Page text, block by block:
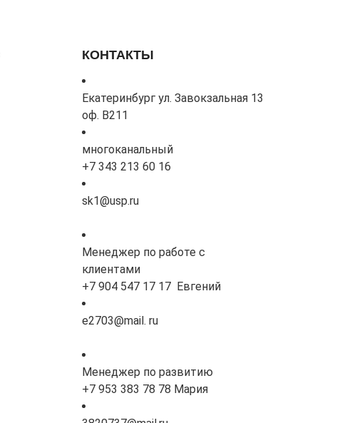
КОНТАКТЫ
Екатеринбург ул. Завокзальная 13
оф. В211
многоканальный
+7 343 213 60 16
sk1@usp.ru
Менеджер по работе с
клиентами
+7 904 547 17 17 Евгений
e2703@mail. ru
Менеджер по развитию
+7 953 383 78 78 Мария